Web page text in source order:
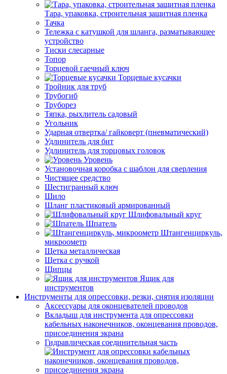
Тара, упаковка, строительная защитная пленка
Тачка
Тележка с катушкой для шланга, разматывающее
устройство
Тиски слесарные
Топор
Торцевой гаечный ключ
Торцевые кусачки
Тройник для труб
Трубогиб
Труборез
Тяпка, рыхлитель садовый
Угольник
Ударная отвертка/ гайковерт (пневматический)
Удлинитель для бит
Удлинитель для торцовых головок
Уровень
Установочная коробка с шаблон для сверления
Чистящее средство
Шестигранный ключ
Шило
Шланг пластиковый армированный
Шлифовальный круг
Шпатель
Штангенциркуль,
микроометр
Щетка металлическая
Щетка с ручкой
Щипцы
Ящик для
инструментов
Инструменты для опрессовки, резки, снятия изоляции
Аксессуары для оконцевателей проводов
Вкладыш для инструмента для опрессовки
кабельных наконечников, оконцевания проводов,
присоединения экрана
Гидравлическая соединительная часть